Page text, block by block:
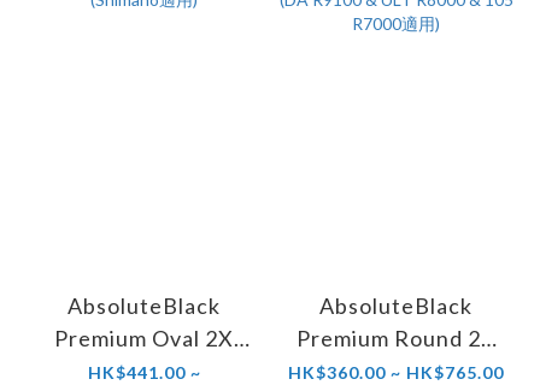
AbsoluteBlack
Premium Oval 2X
BCD110X4 橢圓公路
HK$441.00 ~
AbsoluteBlack
Premium Round 2X
BCD110x4 公路車齒
HK$360.00 ~ HK$765.00